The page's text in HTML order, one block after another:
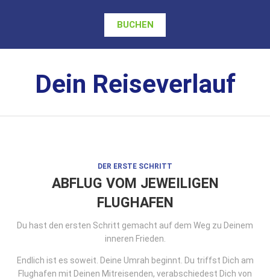
BUCHEN
Dein Reiseverlauf
DER ERSTE SCHRITT
ABFLUG VOM JEWEILIGEN
FLUGHAFEN
Du hast den ersten Schritt gemacht auf dem Weg zu Deinem
inneren Frieden.
Endlich ist es soweit. Deine Umrah beginnt. Du triffst Dich am
Flughafen mit Deinen Mitreisenden, verabschiedest Dich von